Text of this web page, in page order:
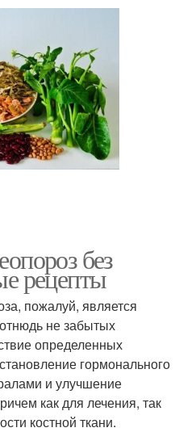
без
рецепты
пожалуй, является
не забытых
определенных
гормонального
и улучшение
как для лечения, так
костной ткани.